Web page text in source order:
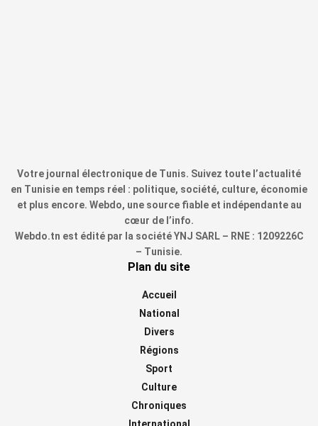
Votre journal électronique de Tunis. Suivez toute l’actualité
en Tunisie en temps réel : politique, société, culture, économie
et plus encore. Webdo, une source fiable et indépendante au
cœur de l’info.
Webdo.tn est édité par la société YNJ SARL – RNE : 1209226C
– Tunisie.
Plan du site
Accueil
National
Divers
Régions
Sport
Culture
Chroniques
International